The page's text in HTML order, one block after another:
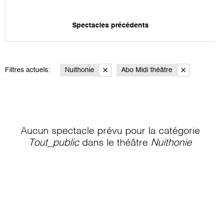
Spectacles précédents
Filtres actuels: Nuithonie Abo Midi théâtre
Aucun spectacle prévu pour la catégorie
Tout_publicdans le théâtre Nuithonie